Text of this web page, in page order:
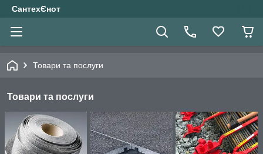
СантехЄнот
Товари та послуги
Товари та послуги